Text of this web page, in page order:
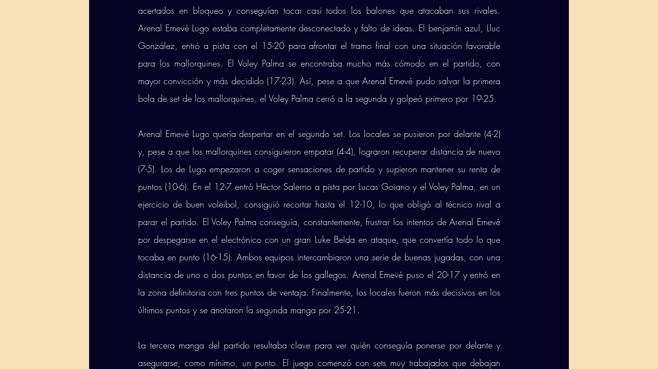
acertados en bloqueo y conseguían tocar casi todos los balones que atacaban sus rivales.
Arenal Emevé Lugo estaba completamente desconectado y falto de ideas. El benjamín azul, Lluc
González, entró a pista con el 15-20 para afrontar el tramo final con una situación favorable
para los mallorquines. El Voley Palma se encontraba mucho más cómodo en el partido, con
mayor convicción y más decidido (17-23). Así, pese a que Arenal Emevé pudo salvar la primera
bola de set de los mallorquines, el Voley Palma cerró a la segunda y golpeó primero por 19-25.
Arenal Emevé Lugo quería despertar en el segundo set. Los locales se pusieron por delante (4-2)
y, pese a que los mallorquines consiguieron empatar (4-4), lograron recuperar distancia de nuevo
(7-5). Los de Lugo empezaron a coger sensaciones de partido y supieron mantener su renta de
puntos (10-6). En el 12-7 entró Héctor Salerno a pista por Lucas Goiano y el Voley Palma, en un
ejercicio de buen voleibol, consiguió recortar hasta el 12-10, lo que obligó al técnico rival a
parar el partido. El Voley Palma conseguía, constantemente, frustrar los intentos de Arenal Emevé
por despegarse en el electrónico con un gran Luke Belda en ataque, que convertía todo lo que
tocaba en punto (16-15). Ambos equipos intercambiaron una serie de buenas jugadas, con una
distancia de uno o dos puntos en favor de los gallegos. Arenal Emevé puso el 20-17 y entró en
la zona definitoria con tres puntos de ventaja. Finalmente, los locales fueron más decisivos en los
últimos puntos y se anotaron la segunda manga por 25-21.
La tercera manga del partido resultaba clave para ver quién conseguía ponerse por delante y
asegurarse, como mínimo, un punto. El juego comenzó con sets muy trabajados que debajan